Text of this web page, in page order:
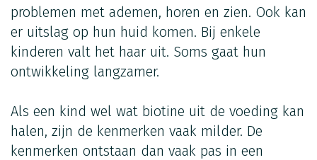
problemen met ademen, horen en zien. Ook kan
er uitslag op hun huid komen. Bij enkele
kinderen valt het haar uit. Soms gaat hun
ontwikkeling langzamer.
Als een kind wel wat biotine uit de voeding kan
halen, zijn de kenmerken vaak milder. De
kenmerken ontstaan dan vaak pas in een